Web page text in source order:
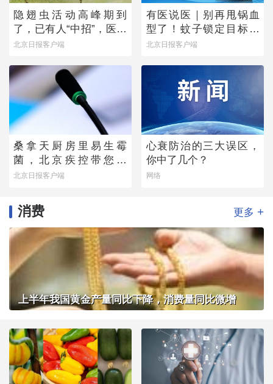
隐翅虫活动高峰期到
了，已有人“中招”，医生
提醒——
北京日报客户端
有医说医｜别再甩锅血
型了！蚊子锁定目标的
真正“导航系统”找到了
北京日报客户端
桑拿天厨房里易生霉
菌，北京疾控带您排
除“高风险点位”
北京日报客户端
心衰防治的三大误区，
你中了几个？
网络
消费 更多 +
上半年我国黄金产量同比下降，消费量同比微增